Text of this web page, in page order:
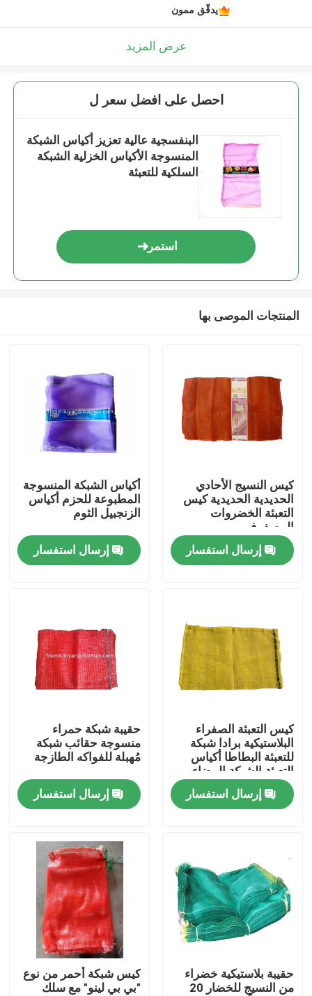
المنتجات
حول بنا
ضبط الجودة
اتصل بنا
طلب اقتباس
Russian website
الستار المغناطيسي للباب
شاشة النافذة
شبكة ظلال PE
يدقّق ممون
عرض المزيد
احصل على افضل سعر ل
البنفسجية عالية تعزيز أكياس الشبكة
المنسوجة الأكياس الخزلية الشبكة
السلكية للتعبئة
استمر
المنتجات الموصى بها
كيس النسيج الأحادي
الحديدية الحديدية كيس
التعبئة الخضروات
المصفوف
إرسال استفسار
أكياس الشبكة المنسوجة
المطبوعة للحزم أكياس
الزنجبيل الثوم
إرسال استفسار
كيس التعبئة الصفراء
البلاستيكية برادا شبكة
للتعبئة البطاطا أكياس
التعبئة الشبكة البيضاء
إرسال استفسار
حقيبة شبكة حمراء
منسوجة حقائب شبكة
مُهبلة للفواكه الطازجة
إرسال استفسار
حقيبة بلاستيكية خضراء
من النسيج للخضار 20
كيس شبكة أحمر من نوع
"بي بي لينو" مع سلك